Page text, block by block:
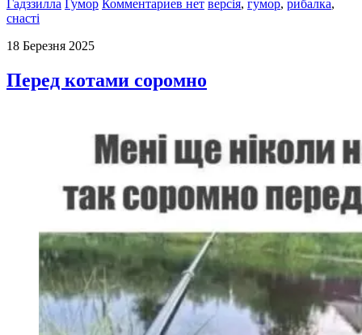
Гадззилла Гумор Комментариев нет версія, гумор, рибалка,
снасті
18 Березня 2025
Перед котами соромно